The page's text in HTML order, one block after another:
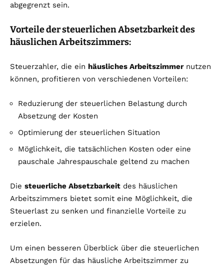
abgegrenzt sein.
Vorteile der steuerlichen Absetzbarkeit des
häuslichen Arbeitszimmers:
Steuerzahler, die ein häusliches Arbeitszimmernutzen
können, profitieren von verschiedenen Vorteilen:
Reduzierung der steuerlichen Belastung durch
Absetzung der Kosten
Optimierung der steuerlichen Situation
Möglichkeit, die tatsächlichen Kosten oder eine
pauschale Jahrespauschale geltend zu machen
Die steuerliche Absetzbarkeit des häuslichen
Arbeitszimmers bietet somit eine Möglichkeit, die
Steuerlast zu senken und finanzielle Vorteile zu
erzielen.
Um einen besseren Überblick über die steuerlichen
Absetzungen für das häusliche Arbeitszimmer zu